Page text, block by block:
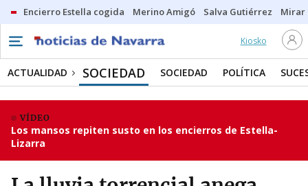
Encierro Estella cogida Merino Amigó Salva Gutiérrez Mirar
Kiosko
ACTUALIDAD SOCIEDAD SOCIEDAD POLÍTICA
VÍDEO
Los mansos repiten susto en los encierros de Estella-
Lizarra